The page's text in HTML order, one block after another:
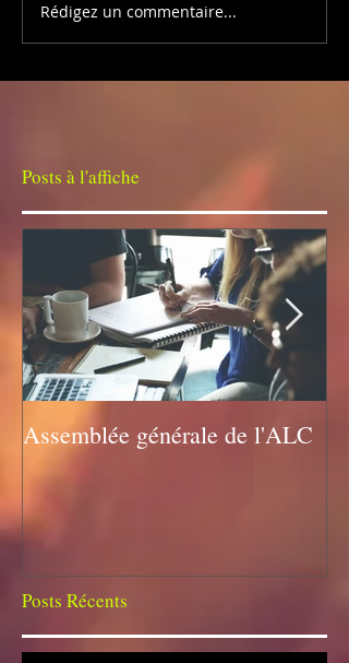
Rédigez un commentaire...
Posts à l'affiche
Assemblée générale de l'ALC
Posts Récents